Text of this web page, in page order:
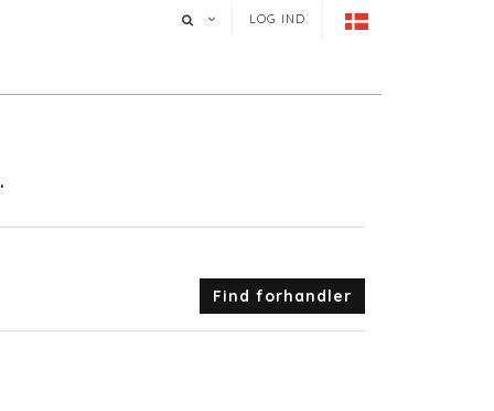
LOG IND
Find forhandler